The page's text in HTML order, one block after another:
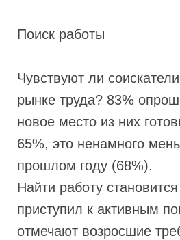
Поиск работы
Чувствуют ли
рынке труда? 83%
новое место из них
65%, это ненамного
прошлом году (68%).
Найти работу
приступил к активным
отмечают возросшие